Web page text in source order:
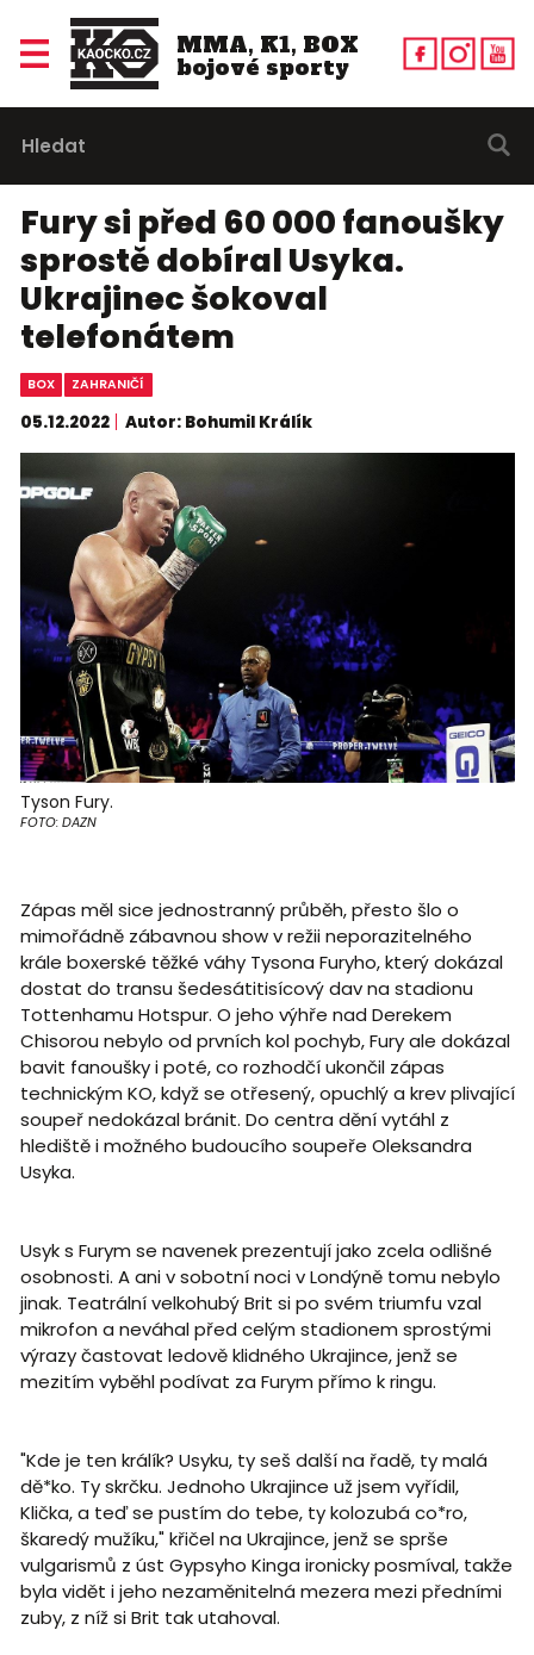
MMA, K1, BOX
bojové sporty
Fury si před 60 000 fanoušky
sprostě dobíral Usyka.
Ukrajinec šokoval
telefonátem
BOX ZAHRANIČÍ
05.12.2022 Autor: Bohumil Králík
Tyson Fury.
FOTO: DAZN
Zápas měl sice jednostranný průběh, přesto šlo o
mimořádně zábavnou show v režii neporazitelného
krále boxerské těžké váhy Tysona Furyho, který dokázal
dostat do transu šedesátitisícový dav na stadionu
Tottenhamu Hotspur. O jeho výhře nad Derekem
Chisorou nebylo od prvních kol pochyb, Fury ale dokázal
bavit fanoušky i poté, co rozhodčí ukončil zápas
technickým KO, když se otřesený, opuchlý a krev plivající
soupeř nedokázal bránit. Do centra dění vytáhl z
hlediště i možného budoucího soupeře Oleksandra
Usyka.
Usyk s Furym se navenek prezentují jako zcela odlišné
osobnosti. A ani v sobotní noci v Londýně tomu nebylo
jinak. Teatrální velkohubý Brit si po svém triumfu vzal
mikrofon a neváhal před celým stadionem sprostými
výrazy častovat ledově klidného Ukrajince, jenž se
mezitím vyběhl podívat za Furym přímo k ringu.
"Kde je ten králík? Usyku, ty seš další na řadě, ty malá
dě*ko. Ty skrčku. Jednoho Ukrajince už jsem vyřídil,
Klička, a teď se pustím do tebe, ty kolozubá co*ro,
škaredý mužíku," křičel na Ukrajince, jenž se sprše
vulgarismů z úst Gypsyho Kinga ironicky posmíval, takže
byla vidět i jeho nezaměnitelná mezera mezi předními
zuby, z níž si Brit tak utahoval.